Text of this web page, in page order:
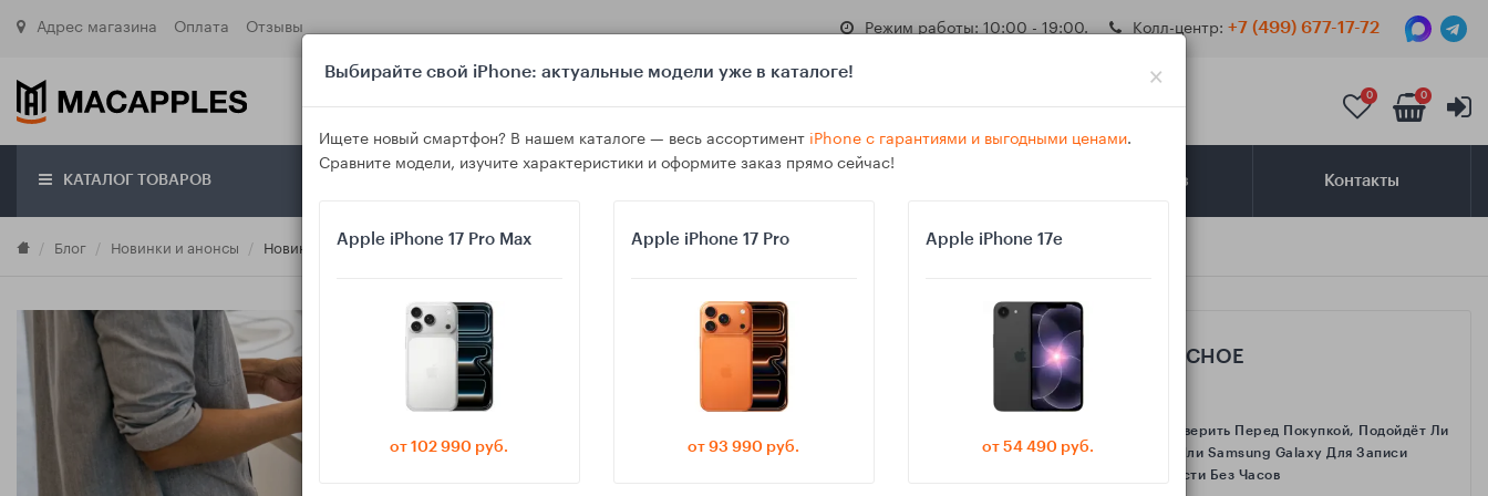
Адрес магазина Оплата Отзывы Режим работы: 10:00 - 19:00. Колл-центр: +7 (499) 677-17-72
0 0
КАТАЛОГ ТОВАРОВ Самовывоз Контакты
Блог Новинки и анонсы Новинки Apple и Samsung: как отличить реальный апгрейд от «косметики» по характеристикам перед покупкой
САМОЕ ИНТЕРЕСНОЕ
Как Проверить Перед Покупкой, Подойдёт Ли
IPhone Или Samsung Galaxy Для Записи
Активности Без Часов
Выбирайте свой iPhone: актуальные модели уже в каталоге! ×
Ищете новый смартфон? В нашем каталоге — весь ассортимент iPhone с гарантиями и выгодными ценами.
Сравните модели, изучите характеристики и оформите заказ прямо сейчас!
Apple iPhone 17 Pro Max
от 102 990 руб.
Apple iPhone 17 Pro
от 93 990 руб.
Apple iPhone 17e
от 54 490 руб.